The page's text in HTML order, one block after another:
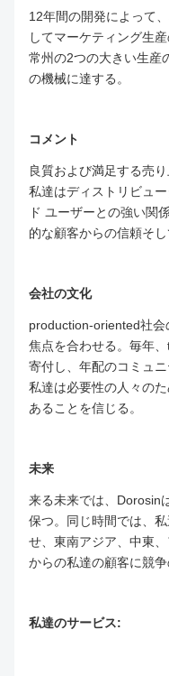
12年間の開発によって
してマーケティング生
常州の2つの大きい生産
の機械に達する。
コメント
良質および満足する売
私達はディストリビュ
ド ユーザーとの強い関
的な顧客からの信頼そ
会社の文化
production-oriented社会
焦点を合わせる。毎年
寄付し、年配のコミュ
私達は必要性の人々の
あることを信じる。
未来
来る未来では、Dorosin
保つ。同じ時間では、
せ、東南アジア、中東
からの私達の顧客に競
私達のサービス: